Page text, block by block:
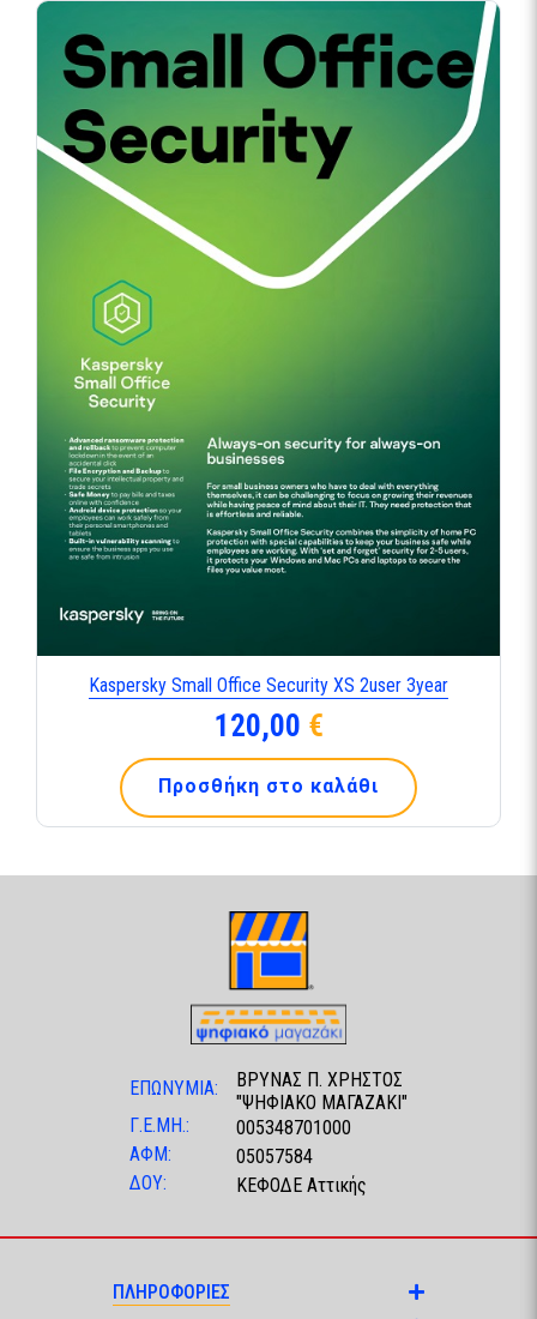
Kaspersky Small Office Security XS 2user 3year
120,00 €
Προσθήκη στο καλάθι
ΕΠΩΝΥΜΙΑ:
ΒΡΥΝΑΣ Π. ΧΡΗΣΤΟΣ
"ΨΗΦΙΑΚΟ ΜΑΓΑΖΑΚΙ"
Γ.Ε.ΜΗ.:
005348701000
ΑΦΜ:
05057584
ΔΟΥ:
ΚΕΦΟΔΕ Αττικής
ΠΛΗΡΟΦΟΡΙΕΣ